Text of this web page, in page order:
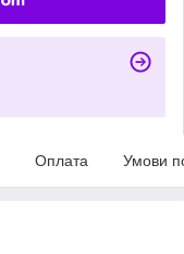
Оплата Умови